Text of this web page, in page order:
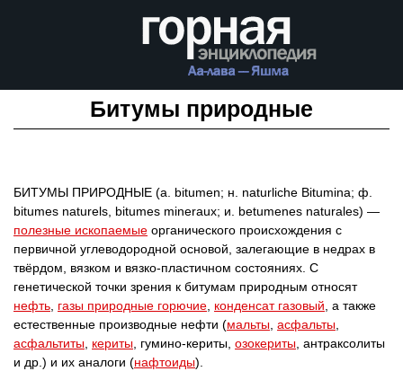
Битумы природные
БИТУМЫ ПРИРОДНЫЕ (а. bitumen; н. naturliche Bitumina; ф.
bitumes naturels, bitumes mineraux; и. betumenes naturales) —
полезные ископаемые органического происхождения с
первичной углеводородной основой, залегающие в недрах в
твёрдом, вязком и вязко-пластичном состояниях. С
генетической точки зрения к битумам природным относят
нефть газы природные горючие конденсат газовый , а также
естественные производные нефти (мальты асфальты
асфальтиты кериты , гумино-кериты, озокериты , антраксолиты
и др.) и их аналоги (нафтоиды).